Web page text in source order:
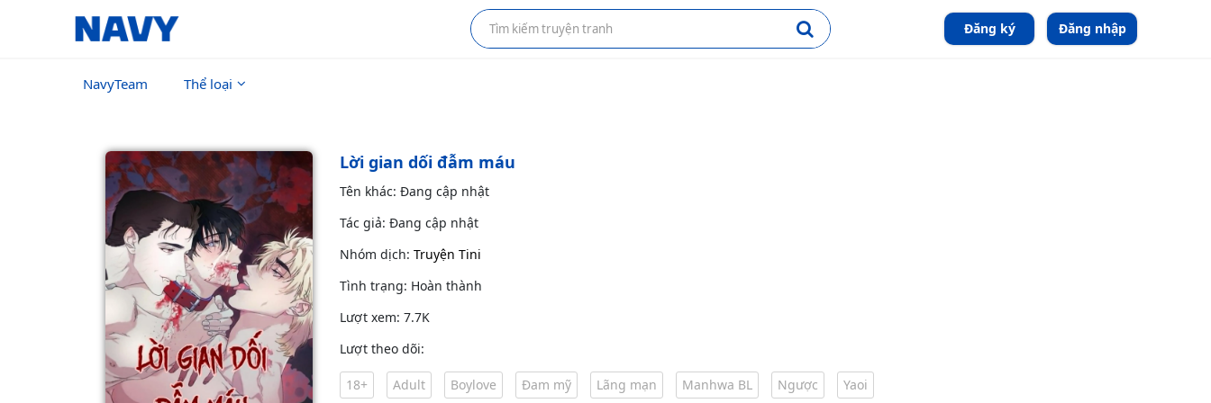
Đăng ký Đăng nhập
NavyTeam Thể loại
Lời gian dối đẫm máu
Tên khác: Đang cập nhật
Tác giả: Đang cập nhật
Nhóm dịch: Truyện Tini
Tình trạng: Hoàn thành
Lượt xem: 7.7K
Lượt theo dõi:
18+ Adult Boylove Đam mỹ Lãng mạn Manhwa BL Ngược Yaoi